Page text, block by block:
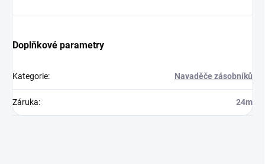
Doplňkové parametry
Kategorie: Navaděče zásobníků
Záruka: 24m